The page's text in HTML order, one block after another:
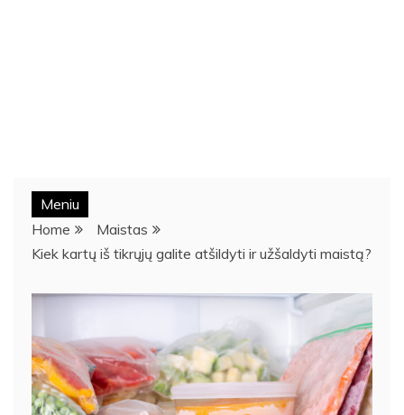
Meniu
Home
Maistas
Kiek kartų iš tikrųjų galite atšildyti ir užšaldyti maistą?